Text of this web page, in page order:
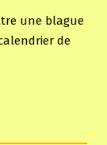
une blague
de